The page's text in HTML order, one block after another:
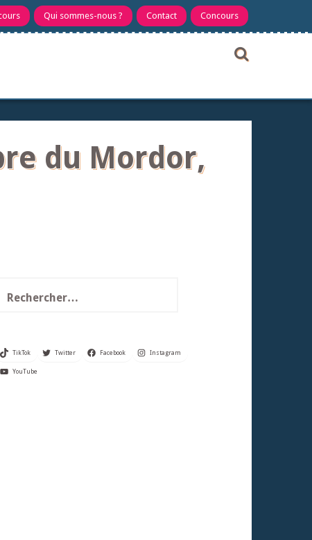
Qui sommes-nous ? Contact Concours
du Mordor,
TikTok Twitter Facebook Instagram
YouTube